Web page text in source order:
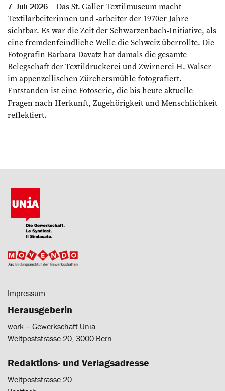
7. Juli 2026
Das St. Galler Textilmuseum macht
Textilarbeiterinnen und -arbeiter der 1970er Jahre
sichtbar. Es war die Zeit der Schwarzenbach-Initiative, als
eine fremdenfeindliche Welle die Schweiz überrollte. Die
Fotografin Barbara Davatz hat damals die gesamte
Belegschaft der Textildruckerei und Zwirnerei H. Walser
im appenzellischen Zürchersmühle fotografiert.
Entstanden ist eine Fotoserie, die bis heute aktuelle
Fragen nach Herkunft, Zugehörigkeit und Menschlichkeit
reflektiert.
Impressum
Herausgeberin
work ‒ Gewerkschaft Unia
Weltpoststrasse 20, 3000 Bern
Redaktions- und Verlagsadresse
Weltpoststrasse 20